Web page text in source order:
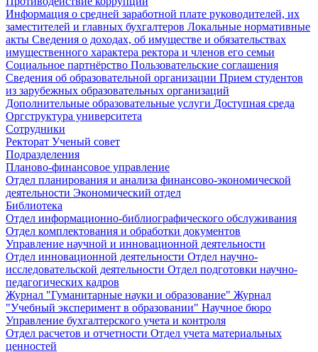
Информация о средней заработной плате руководителей, их
заместителей и главных бухгалтеров Локальные нормативные
акты Сведения о доходах, об имуществе и обязательствах
имущественного характера ректора и членов его семьи
Социальное партнёрство Пользовательские соглашения
Сведения об образовательной организации Прием студентов
из зарубежных образовательных организаций
Дополнительные образовательные услуги Доступная среда
Оргструктура университета
Сотрудники
Ректорат Ученый совет
Подразделения
Планово-финансовое управление
Отдел планирования и анализа финансово-экономической
деятельности Экономический отдел
Библиотека
Отдел информационно-библиографического обслуживания
Отдел комплектования и обработки документов
Управление научной и инновационной деятельности
Отдел инновационной деятельности Отдел научно-
исследовательской деятельности Отдел подготовки научно-
педагогических кадров
Журнал "Гуманитарные науки и образование" Журнал
"Учебный эксперимент в образовании" Научное бюро
Управление бухгалтерского учета и контроля
Отдел расчетов и отчетности Отдел учета материальных
ценностей